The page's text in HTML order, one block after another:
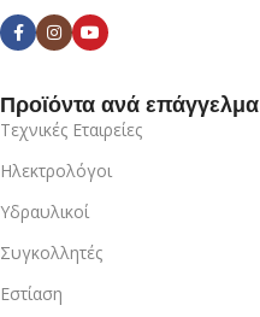
Προϊόντα ανά επάγγελμα
Τεχνικές Εταιρείες
Ηλεκτρολόγοι
Υδραυλικοί
Συγκολλητές
Εστίαση